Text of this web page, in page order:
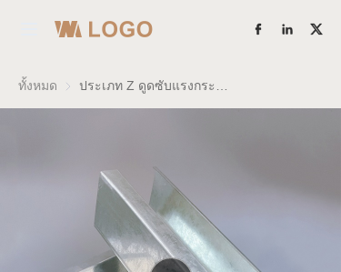
ทั้งหมด
หน้าแรก
ความแข็งแกร่งของโรงงาน
กรณีศึกษา